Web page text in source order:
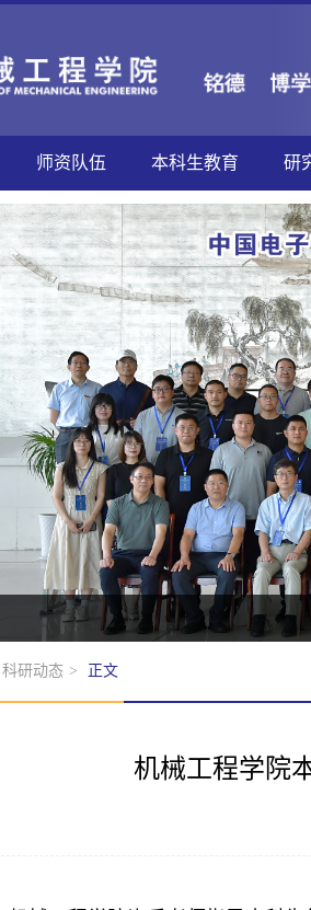
师资队伍 本科生教育 研
科研动态 > 正文
机械工程学院